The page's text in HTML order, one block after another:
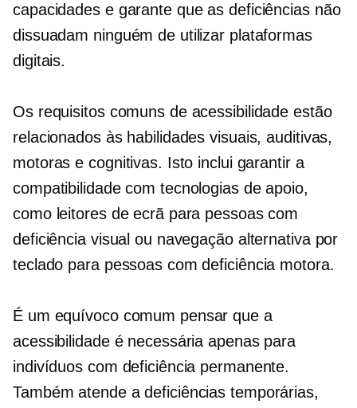
capacidades e garante que as deficiências não
dissuadam ninguém de utilizar plataformas
digitais.
Os requisitos comuns de acessibilidade estão
relacionados às habilidades visuais, auditivas,
motoras e cognitivas. Isto inclui garantir a
compatibilidade com tecnologias de apoio,
como leitores de ecrã para pessoas com
deficiência visual ou navegação alternativa por
teclado para pessoas com deficiência motora.
É um equívoco comum pensar que a
acessibilidade é necessária apenas para
indivíduos com deficiência permanente.
Também atende a deficiências temporárias,